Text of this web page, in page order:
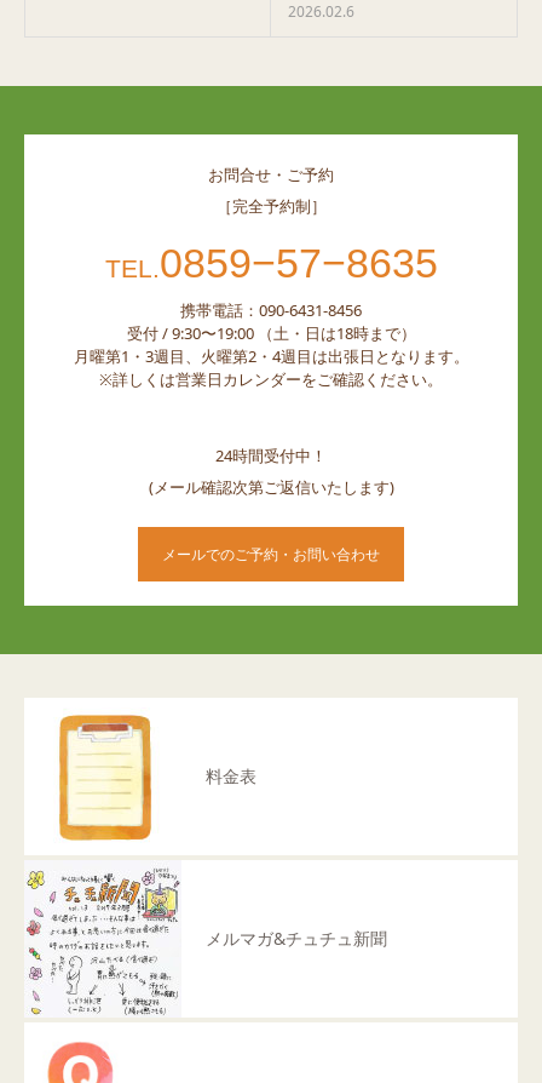
2026.02.6
お問合せ・ご予約
［完全予約制］
TEL.0859−57−8635
携帯電話：090-6431-8456
受付 / 9:30〜19:00 （土・日は18時まで）
月曜第1・3週目、火曜第2・4週目は出張日となります。
※詳しくは営業日カレンダーをご確認ください。
24時間受付中！
(メール確認次第ご返信いたします)
メールでのご予約・お問い合わせ
料金表
メルマガ&チュチュ新聞